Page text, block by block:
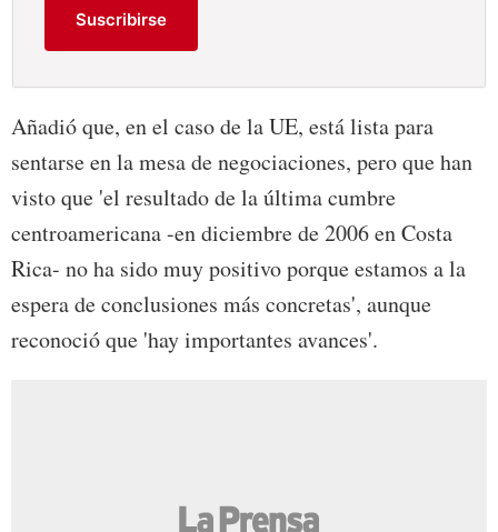
Suscribirse
Añadió que, en el caso de la UE, está lista para
sentarse en la mesa de negociaciones, pero que han
visto que 'el resultado de la última cumbre
centroamericana -en diciembre de 2006 en Costa
Rica- no ha sido muy positivo porque estamos a la
espera de conclusiones más concretas', aunque
reconoció que 'hay importantes avances'.